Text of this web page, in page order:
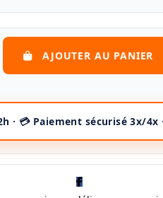
AJOUTER AU PANIER